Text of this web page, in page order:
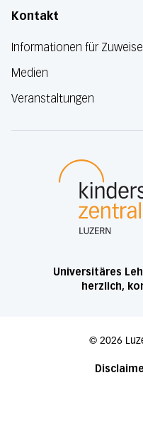
Kontakt
Informationen für
Medien
Veranstaltungen
Luzerner
Universitäres
herzlich,
© 2026